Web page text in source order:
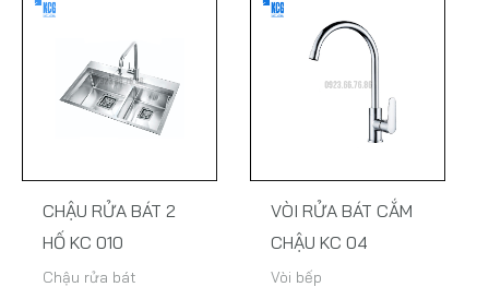
CHẬU RỬA BÁT 2
HỐ KC 010
Chậu rửa bát
VÒI RỬA BÁT CẮM
CHẬU KC 04
Vòi bếp